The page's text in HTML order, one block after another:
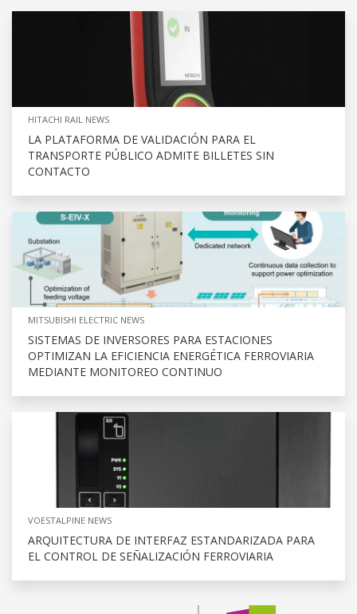
HITACHI RAIL NEWS
LA PLATAFORMA DE VALIDACIÓN PARA EL
TRANSPORTE PÚBLICO ADMITE BILLETES SIN
CONTACTO
MITSUBISHI ELECTRIC NEWS
SISTEMAS DE INVERSORES PARA ESTACIONES
OPTIMIZAN LA EFICIENCIA ENERGÉTICA FERROVIARIA
MEDIANTE MONITOREO CONTINUO
VOESTALPINE NEWS
ARQUITECTURA DE INTERFAZ ESTANDARIZADA PARA
EL CONTROL DE SEÑALIZACIÓN FERROVIARIA